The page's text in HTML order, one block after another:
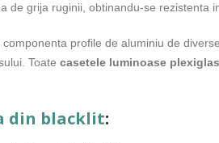
grija ruginii, obtinandu-se rezistenta
profile de aluminiu de
Toate casetele luminoase plexiglas
din blacklit: